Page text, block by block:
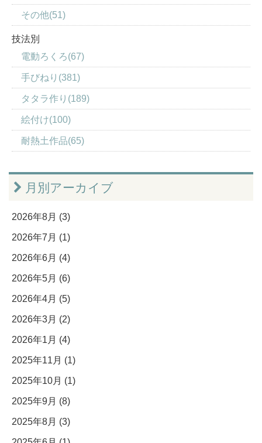
その他(51)
技法別
電動ろくろ(67)
手びねり(381)
タタラ作り(189)
絵付け(100)
耐熱土作品(65)
月別アーカイブ
2026年8月 (3)
2026年7月 (1)
2026年6月 (4)
2026年5月 (6)
2026年4月 (5)
2026年3月 (2)
2026年1月 (4)
2025年11月 (1)
2025年10月 (1)
2025年9月 (8)
2025年8月 (3)